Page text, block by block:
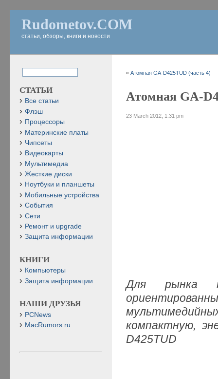
Rudometov.COM
статьи, обзоры, книги и новости
«Атомная GA-D425TUD (часть 4)
Атомная GA-
23 March 2012, 1:31 pm
Для рынка
компактную,
D425TUD
СТАТЬИ
Все статьи
Флэш
Процессоры
Материнские платы
Чипсеты
Видеокарты
Мультимедиа
Жесткие диски
Ноутбуки и планшеты
Мобильные устройства
События
Сети
Ремонт и upgrade
Защита информации
КНИГИ
Компьютеры
Защита информации
НАШИ ДРУЗЬЯ
PCNews
MacRumors.ru